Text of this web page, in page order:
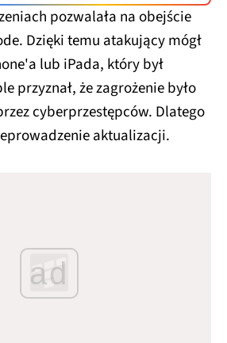
pozwalała na obejście
Dzięki temu atakujący mógł
lub iPada, który był
przyznał, że zagrożenie było
cyberprzestępców. Dlatego
aktualizacji.
ad